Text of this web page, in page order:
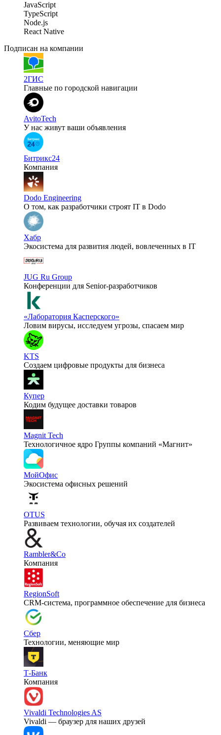
JavaScript
TypeScript
Node.js
React Native
Подписан на компании
2ГИС
Главные по городской навигации
AvitoTech
У нас живут ваши объявления
Битрикс24
Компания
Dodo Engineering
О том, как разработчики строят IT в Dodo
Хабр
Экосистема для развития людей, вовлеченных в IT
JUG Ru Group
Конференции для Senior-разработчиков
«Лаборатория Касперского»
Ловим вирусы, исследуем угрозы, спасаем мир
KTS
Создаем цифровые продукты для бизнеса
Купер
Кодим будущее доставки товаров
Magnit Tech
Технологичное ядро Группы компаний «Магнит»
МойОфис
Экосистема офисных решений
OTUS
Развиваем технологии, обучая их создателей
Rambler&Co
Компания
RegionSoft
CRM-система, программное обеспечение для бизнеса
Сбер
Технологии, меняющие мир
Т-Банк
Компания
Vivaldi Technologies AS
Vivaldi — браузер для наших друзей